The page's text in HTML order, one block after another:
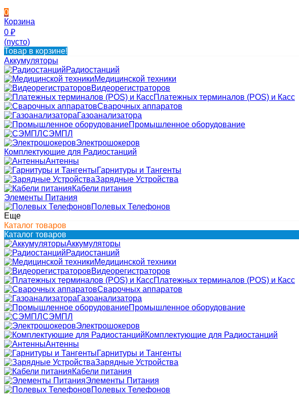
0
Корзина
0 ₽
(пусто)
Товар в корзине!
Аккумуляторы
Радиостанций
Медицинской техники
Видеорегистраторов
Платежных терминалов (POS) и Касс
Сварочных аппаратов
Газоанализатора
Промышленное оборудование
СЭМПЛ
Электрошокеров
Комплектующие для Радиостанций
Антенны
Гарнитуры и Тангенты
Зарядные Устройства
Кабели питания
Элементы Питания
Полевых Телефонов
Еще
Каталог товаров
Каталог товаров
Аккумуляторы
Радиостанций
Медицинской техники
Видеорегистраторов
Платежных терминалов (POS) и Касс
Сварочных аппаратов
Газоанализатора
Промышленное оборудование
СЭМПЛ
Электрошокеров
Комплектующие для Радиостанций
Антенны
Гарнитуры и Тангенты
Зарядные Устройства
Кабели питания
Элементы Питания
Полевых Телефонов